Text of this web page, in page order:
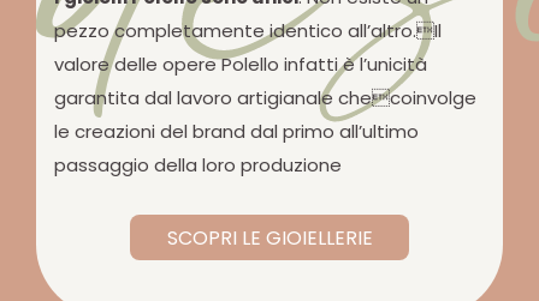
pezzo completamente identico all’altro.Il
valore delle opere Polello infatti è l’unicità
garantita dal lavoro artigianale checoinvolge
le creazioni del brand dal primo all’ultimo
passaggio della loro produzione
SCOPRI LE GIOIELLERIE